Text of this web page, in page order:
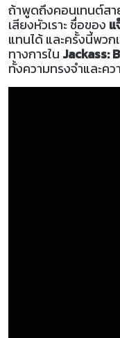
ถ้าพูดถึงคอนเทนต์สา
เสียงหัวเราะ ชื่อของ
แทนได้ และครั้งนี้พวก
ทางการใน Jackass:
ทั้งความทรงจำและคว